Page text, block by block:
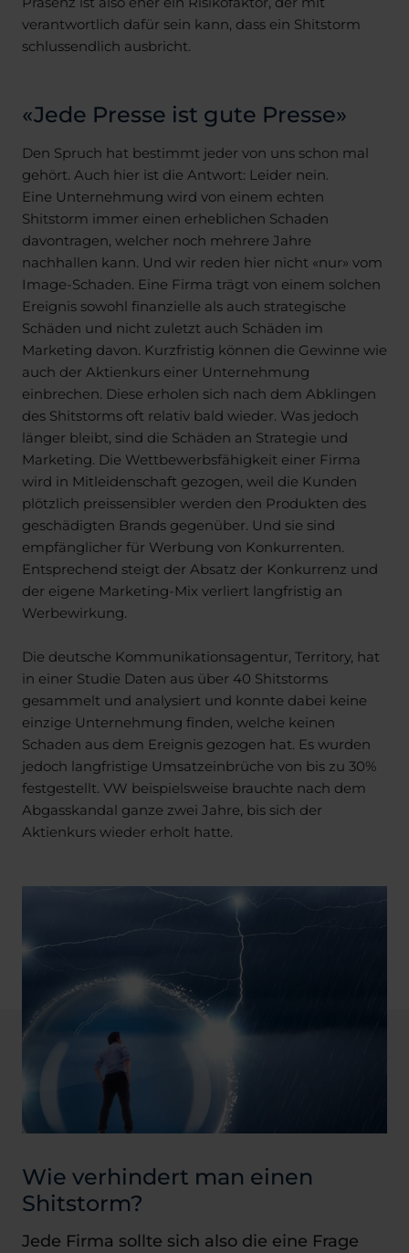
verantwortlich dafür sein kann, dass ein Shitstorm
schlussendlich ausbricht.
«Jede Presse ist gute Presse»
Den Spruch hat bestimmt jeder von uns schon mal
gehört. Auch hier ist die Antwort: Leider nein.
Eine Unternehmung wird von einem echten
Shitstorm immer einen erheblichen Schaden
davontragen, welcher noch mehrere Jahre
nachhallen kann. Und wir reden hier nicht «nur» vom
Image-Schaden. Eine Firma trägt von einem solchen
Ereignis sowohl finanzielle als auch strategische
Schäden und nicht zuletzt auch Schäden im
Marketing davon. Kurzfristig können die Gewinne wie
auch der Aktienkurs einer Unternehmung
einbrechen. Diese erholen sich nach dem Abklingen
des Shitstorms oft relativ bald wieder. Was jedoch
länger bleibt, sind die Schäden an Strategie und
Marketing. Die Wettbewerbsfähigkeit einer Firma
wird in Mitleidenschaft gezogen, weil die Kunden
plötzlich preissensibler werden den Produkten des
geschädigten Brands gegenüber. Und sie sind
empfänglicher für Werbung von Konkurrenten.
Entsprechend steigt der Absatz der Konkurrenz und
der eigene Marketing-Mix verliert langfristig an
Werbewirkung.
Die deutsche Kommunikationsagentur, Territory, hat
in einer Studie Daten aus über 40 Shitstorms
gesammelt und analysiert und konnte dabei keine
einzige Unternehmung finden, welche keinen
Schaden aus dem Ereignis gezogen hat. Es wurden
jedoch langfristige Umsatzeinbrüche von bis zu 30%
festgestellt. VW beispielsweise brauchte nach dem
Abgasskandal ganze zwei Jahre, bis sich der
Aktienkurs wieder erholt hatte.
Wie verhindert man einen
Shitstorm?
Jede Firma sollte sich also die eine Frage